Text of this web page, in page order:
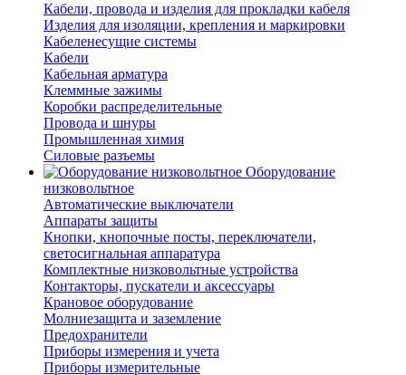
Кабели, провода и изделия для прокладки кабеля
Изделия для изоляции, крепления и маркировки
Кабеленесущие системы
Кабели
Кабельная арматура
Клеммные зажимы
Коробки распределительные
Провода и шнуры
Промышленная химия
Силовые разъемы
Оборудование
низковольтное
Автоматические выключатели
Аппараты защиты
Кнопки, кнопочные посты, переключатели,
светосигнальная аппаратура
Комплектные низковольтные устройства
Контакторы, пускатели и аксессуары
Крановое оборудование
Молниезащита и заземление
Предохранители
Приборы измерения и учета
Приборы измерительные